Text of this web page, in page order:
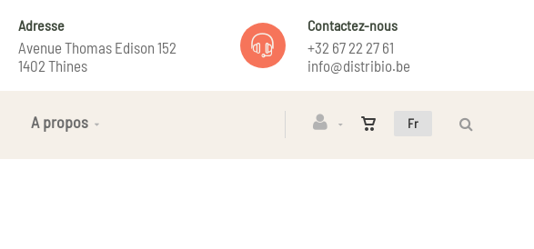
Adresse
Avenue Thomas Edison 152
1402 Thines
Contactez-nous
+32 67 22 27 61
info@distribio.be
Fr
A propos